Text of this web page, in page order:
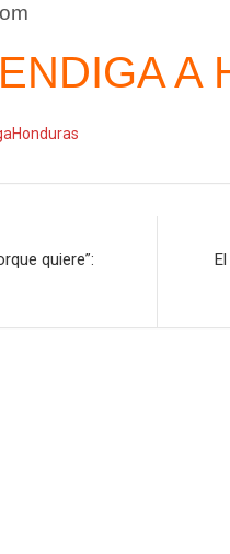
A
quiere”: